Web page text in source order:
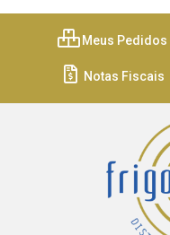
Meus Pedidos
Notas Fiscais